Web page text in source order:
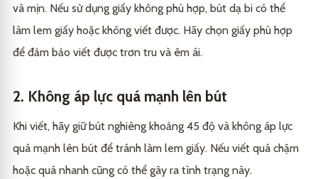
và mịn. Nếu sử dụng giấy không phù hợp, bút dạ bi có thể
làm lem giấy hoặc không viết được. Hãy chọn giấy phù hợp
để đảm bảo viết được trơn tru và êm ái.
2. Không áp lực quá mạnh lên bút
Khi viết, hãy giữ bút nghiêng khoảng 45 độ và không áp lực
quá mạnh lên bút để tránh làm lem giấy. Nếu viết quá chậm
hoặc quá nhanh cũng có thể gây ra tình trạng này.